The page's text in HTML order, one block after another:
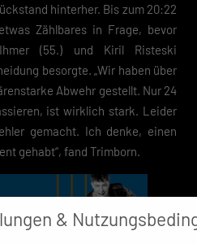
hinterher. Bis zum 20:22
Zählbares in Frage, bevor
(55.) und Kiril Risteski
besorgte. „Wir haben über
Abwehr gestellt. Nur 24
ist wirklich stark. Leider
gemacht. Ich denke, einen
gehabt“, fand Trimborn.
&